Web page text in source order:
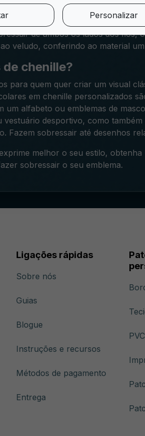
fios diferentes, um fino e
fiapos cortados à mesma altura,
de ambos os lados dos fios,
veludo, conferindo ao material
chenille?
para quem quer criar um visual
em chenille personalizados
um alfabeto ou emblemas de
desportivo, como
Fazem sobressair até desenhos
melhor o seu estilo, obtenha
sobressair o seu emblema.
Ligações rápidas
Sobre nós
Guias
Blogue
Instruções e recursos
Métodos de pagamento
Entrega
PVC
Personalizar